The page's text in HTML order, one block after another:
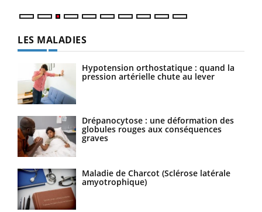
LES MALADIES
Hypotension orthostatique : quand la
pression artérielle chute au lever
Drépanocytose : une déformation des
globules rouges aux conséquences
graves
Maladie de Charcot (Sclérose latérale
amyotrophique)